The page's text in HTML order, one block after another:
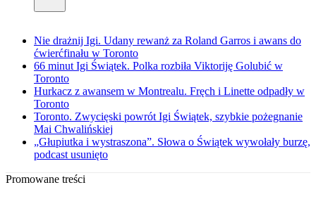
Nie drażnij Igi. Udany rewanż za Roland Garros i awans do
ćwierćfinału w Toronto
66 minut Igi Świątek. Polka rozbiła Viktoriję Golubić w
Toronto
Hurkacz z awansem w Montrealu. Fręch i Linette odpadły w
Toronto
Toronto. Zwycięski powrót Igi Świątek, szybkie pożegnanie
Mai Chwalińskiej
„Głupiutka i wystraszona”. Słowa o Świątek wywołały burzę,
podcast usunięto
Promowane treści